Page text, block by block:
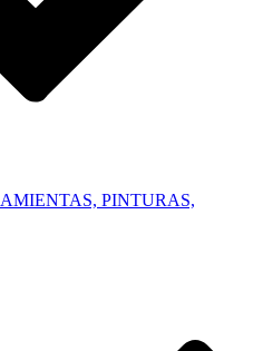
PINTURAS,